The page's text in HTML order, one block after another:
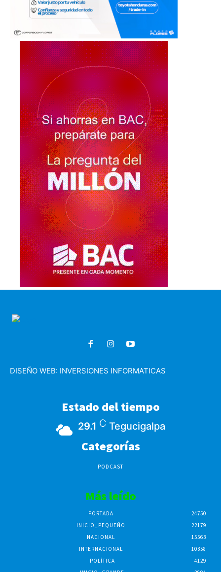
DISEÑO WEB: INVERSIONES INFORMATICAS
Estado del tiempo
29.1 C Tegucigalpa
Categorías
PODCAST
Más leído
PORTADA
24750
INICIO_PEQUEÑO
22179
NACIONAL
15563
INTERNACIONAL
10358
POLÍTICA
4129